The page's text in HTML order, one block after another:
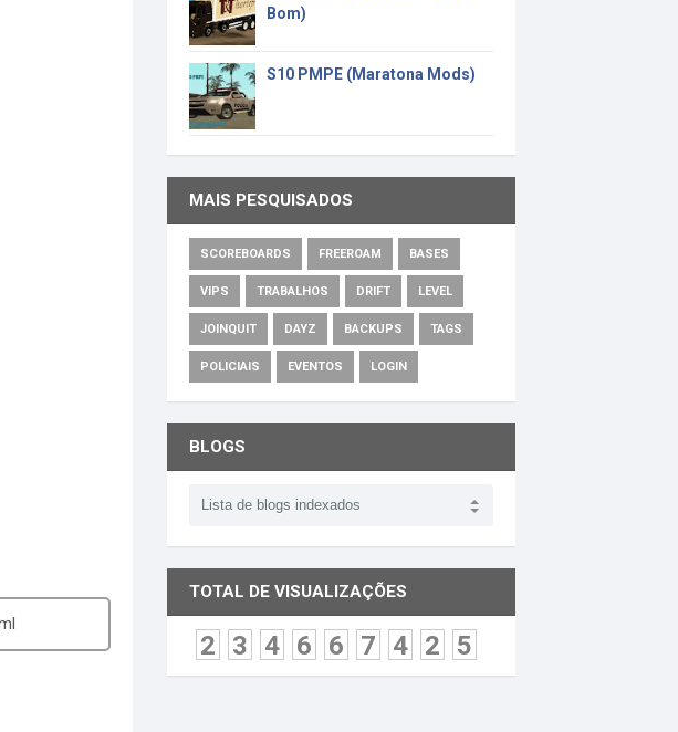
Bom)
S10 PMPE (Maratona Mods)
MAIS PESQUISADOS
SCOREBOARDS FREEROAM BASES
VIPS TRABALHOS DRIFT LEVEL
JOINQUIT DAYZ BACKUPS TAGS
POLICIAIS EVENTOS LOGIN
BLOGS
TOTAL DE VISUALIZAÇÕES
2 3 4 6 6 7 4 2 5